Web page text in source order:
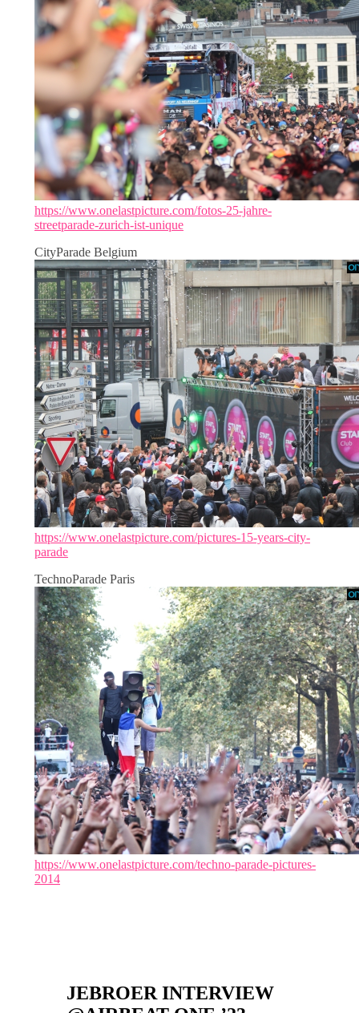
https://www.onelastpicture.com/fotos-25-jahre-
streetparade-zurich-ist-unique
CityParade Belgium
https://www.onelastpicture.com/pictures-15-years-city-
parade
TechnoParade Paris
https://www.onelastpicture.com/techno-parade-pictures-
2014
JEBROER INTERVIEW